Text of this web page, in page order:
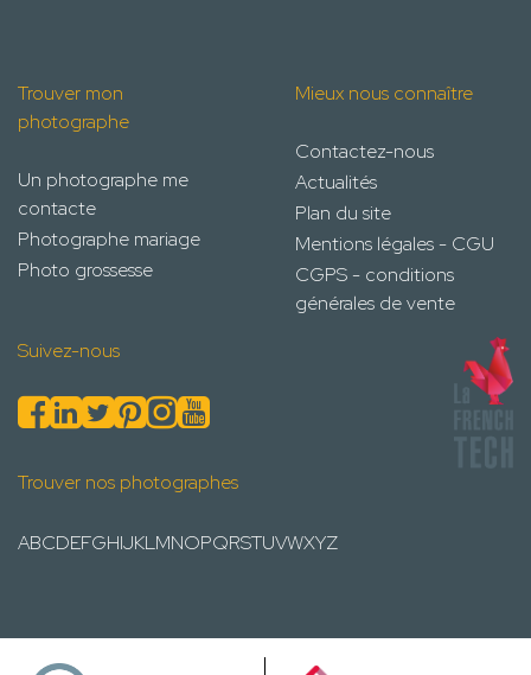
Trouver mon
photographe
Un photographe me
contacte
Photographe mariage
Photo grossesse
Mieux nous connaître
Contactez-nous
Actualités
Plan du site
Mentions légales - CGU
CGPS - conditions
générales de vente
Suivez-nous
Trouver nos photographes
ABCDEFGHIJKLMNOPQRSTUVWXYZ